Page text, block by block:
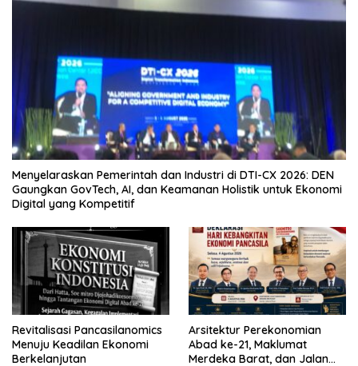
Menyelaraskan Pemerintah dan Industri di DTI-CX 2026: DEN
Gaungkan GovTech, AI, dan Keamanan Holistik untuk Ekonomi
Digital yang Kompetitif
Revitalisasi Pancasilanomics
Menuju Keadilan Ekonomi
Berkelanjutan
Arsitektur Perekonomian
Abad ke-21, Maklumat
Merdeka Barat, dan Jalan